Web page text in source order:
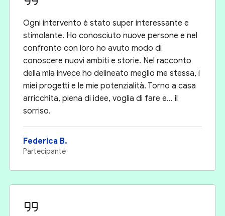
Ogni intervento è stato super interessante e
stimolante. Ho conosciuto nuove persone e nel
confronto con loro ho avuto modo di
conoscere nuovi ambiti e storie. Nel racconto
della mia invece ho delineato meglio me stessa, i
miei progetti e le mie potenzialità. Torno a casa
arricchita, piena di idee, voglia di fare e... il
sorriso.
Federica B.
Partecipante